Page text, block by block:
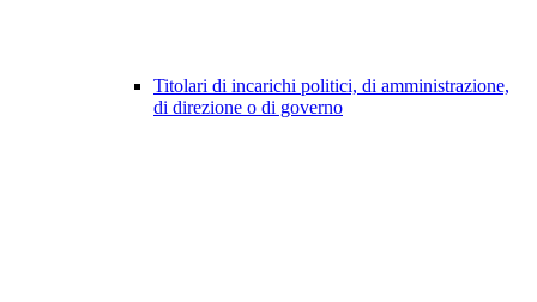
Titolari di incarichi politici, di amministrazione,
di direzione o di governo